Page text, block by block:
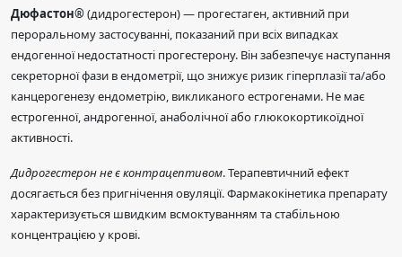
Дюфастон®(дидрогестерон) — прогестаген, активний при
пероральному застосуванні, показаний при всіх випадках
ендогенної недостатності прогестерону. Він забезпечує наступання
секреторної фази в ендометрії, що знижує ризик гіперплазії та/або
канцерогенезу ендометрію, викликаного естрогенами. Не має
естрогенної, андрогенної, анаболічної або глюкокортикоїдної
активності.
Дидрогестерон не є контрацептивом. Терапевтичний ефект
досягається без пригнічення овуляції. Фармакокінетика препарату
характеризується швидким всмоктуванням та стабільною
концентрацією у крові.